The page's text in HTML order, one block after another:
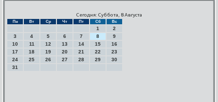
Сегодня: Суббота, 8 Августа
Пн Вт Ср Чт Пт Сб Вс
1
2
3
4 5 6 7 8
9
10
11 12 13 14 15
16
17
18 19 20 21 22
23
24
25 26 27 28 29
30
31